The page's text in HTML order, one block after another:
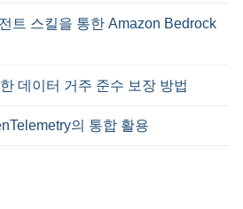
트 스킬을 통한 Amazon Bedrock
데이터 거주 준수 보장 방법
의 통합 활용